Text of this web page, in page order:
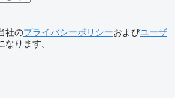
社のプライバシーポリシーおよびユーザ
ります。